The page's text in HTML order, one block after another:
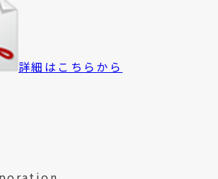
詳細はこちらから